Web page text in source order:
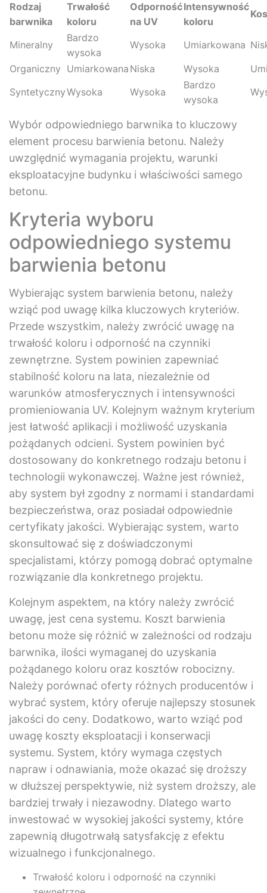
Rodzaj
barwnika
Trwałość
koloru
Odporność
na UV
Intensywność
koloru
Mineralny
Bardzo
wysoka
Wysoka Umiarkowana
Organiczny Umiarkowana Niska Wysoka
SyntetycznyWysoka Wysoka
Bardzo
wysoka
Wybór odpowiedniego barwnika to kluczowy
element procesu barwienia betonu. Należy
uwzględnić wymagania projektu, warunki
eksploatacyjne budynku i właściwości samego
betonu.
Kryteria wyboru
odpowiedniego systemu
barwienia betonu
Wybierając system barwienia betonu, należy
wziąć pod uwagę kilka kluczowych kryteriów.
Przede wszystkim, należy zwrócić uwagę na
trwałość koloru i odporność na czynniki
zewnętrzne. System powinien zapewniać
stabilność koloru na lata, niezależnie od
warunków atmosferycznych i intensywności
promieniowania UV. Kolejnym ważnym kryterium
jest łatwość aplikacji i możliwość uzyskania
pożądanych odcieni. System powinien być
dostosowany do konkretnego rodzaju betonu i
technologii wykonawczej. Ważne jest również,
aby system był zgodny z normami i standardami
bezpieczeństwa, oraz posiadał odpowiednie
certyfikaty jakości. Wybierając system, warto
skonsultować się z doświadczonymi
specjalistami, którzy pomogą dobrać optymalne
rozwiązanie dla konkretnego projektu.
Kolejnym aspektem, na który należy zwrócić
uwagę, jest cena systemu. Koszt barwienia
betonu może się różnić w zależności od rodzaju
barwnika, ilości wymaganej do uzyskania
pożądanego koloru oraz kosztów robocizny.
Należy porównać oferty różnych producentów i
wybrać system, który oferuje najlepszy stosunek
jakości do ceny. Dodatkowo, warto wziąć pod
uwagę koszty eksploatacji i konserwacji
systemu. System, który wymaga częstych
napraw i odnawiania, może okazać się droższy
w dłuższej perspektywie, niż system droższy, ale
bardziej trwały i niezawodny. Dlatego warto
inwestować w wysokiej jakości systemy, które
zapewnią długotrwałą satysfakcję z efektu
wizualnego i funkcjonalnego.
Trwałość koloru i odporność na czynniki